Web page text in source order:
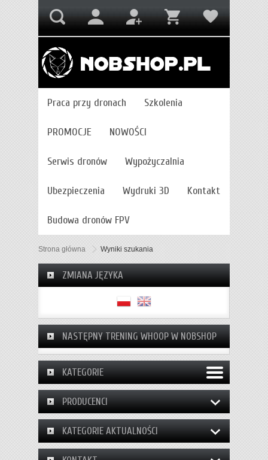
Praca przy dronach Szkolenia
PROMOCJE NOWOŚCI
Serwis dronów Wypożyczalnia
Ubezpieczenia Wydruki 3D Kontakt
Budowa dronów FPV
Strona główna Wyniki szukania
ZMIANA JĘZYKA
NASTĘPNY TRENING WHOOP W NOBSHOP
KATEGORIE
PRODUCENCI
KATEGORIE AKTUALNOŚCI